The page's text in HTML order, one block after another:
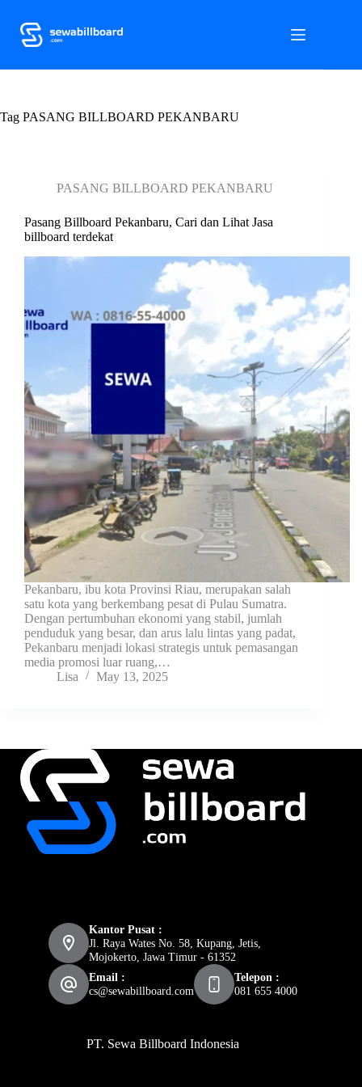
k
t
o
Tag PASANG BILLBOARD PEKANBARU
PASANG BILLBOARD PEKANBARU
Pasang Billboard Pekanbaru, Cari dan Lihat Jasa
billboard terdekat
Pekanbaru, ibu kota Provinsi Riau, merupakan salah
satu kota yang berkembang pesat di Pulau Sumatra.
Dengan pertumbuhan ekonomi yang stabil, jumlah
penduduk yang besar, dan arus lalu lintas yang padat,
Pekanbaru menjadi lokasi strategis untuk pemasangan
media promosi luar ruang,…
Lisa
May 13, 2025
Kantor Pusat :
Jl. Raya Wates No. 58, Kupang, Jetis,
Mojokerto, Jawa Timur - 61352
Email :
cs@sewabillboard.com
Telepon :
081 655 4000
PT. Sewa Billboard Indonesia